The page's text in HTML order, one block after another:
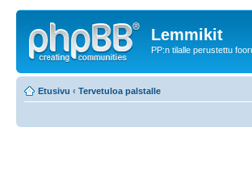
Lemmikit
PP:n tilalle perustettu
Etusivu ‹ Tervetuloa palstalle